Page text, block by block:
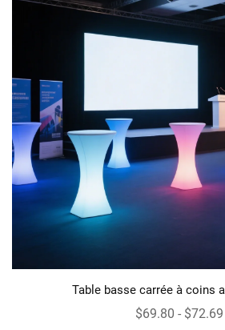
Table basse carrée à coins
$69.80 - $72.69